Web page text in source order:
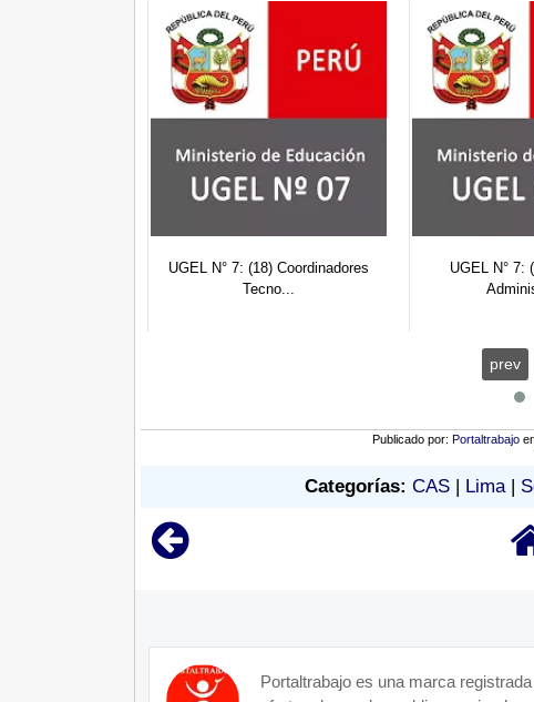
UGEL N° 7: (18) Coordinadores
Tecno...
UGEL N° 7:
prev
Publicado por: Portaltrabajo
Categorías: CAS Lima|
Portaltrabajo es una marca